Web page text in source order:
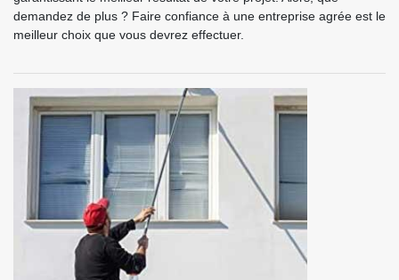
demandez de plus ? Faire confiance à une entreprise agrée est le
meilleur choix que vous devrez effectuer.